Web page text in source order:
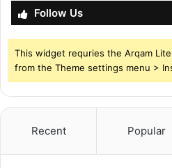
Follow Us
This widget requries the Arqam
from the Theme settings menu >
Recent Popular